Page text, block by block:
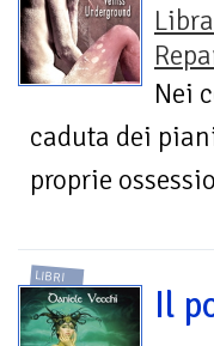
Nei
caduta dei
proprie
LIBRI
Il